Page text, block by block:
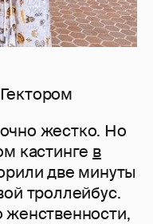
жестко. Но
кастинге в
две минуты
троллейбус.
женственности,